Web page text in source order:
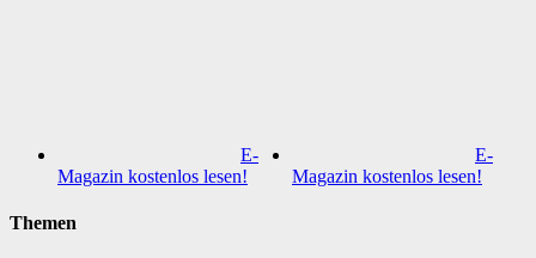
E-
Magazin kostenlos lesen!
E-
Magazin kostenlos lesen!
Themen